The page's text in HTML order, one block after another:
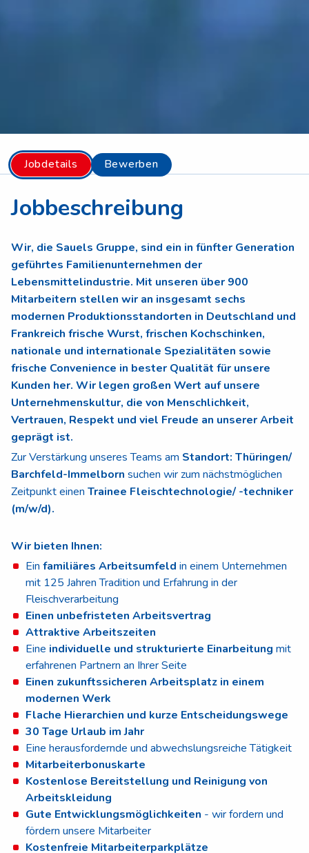
Jobdetails Bewerben
Jobbeschreibung
Wir, die Sauels Gruppe, sind ein in fünfter Generation
geführtes Familienunternehmen der
Lebensmittelindustrie. Mit unseren über 900
Mitarbeitern stellen wir an insgesamt sechs
modernen Produktionsstandorten in Deutschland und
Frankreich frische Wurst, frischen Kochschinken,
nationale und internationale Spezialitäten sowie
frische Convenience in bester Qualität für unsere
Kunden her. Wir legen großen Wert auf unsere
Unternehmenskultur, die von Menschlichkeit,
Vertrauen, Respekt und viel Freude an unserer Arbeit
geprägt ist.
Zur Verstärkung unseres Teams am Standort: Thüringen/
Barchfeld-Immelborn suchen wir zum nächstmöglichen
Zeitpunkt einen Trainee Fleischtechnologie/ -techniker
(m/w/d).
Wir bieten Ihnen:
Ein familiäres Arbeitsumfeld in einem Unternehmen
mit 125 Jahren Tradition und Erfahrung in der
Fleischverarbeitung
Einen unbefristeten Arbeitsvertrag
Attraktive Arbeitszeiten
Eine individuelle und strukturierte Einarbeitung mit
erfahrenen Partnern an Ihrer Seite
Einen zukunftssicheren Arbeitsplatz in einem
modernen Werk
Flache Hierarchien und kurze Entscheidungswege
30 Tage Urlaub im Jahr
Eine herausfordernde und abwechslungsreiche Tätigkeit
Mitarbeiterbonuskarte
Kostenlose Bereitstellung und Reinigung von
Arbeitskleidung
Gute Entwicklungsmöglichkeiten - wir fordern und
fördern unsere Mitarbeiter
Kostenfreie Mitarbeiterparkplätze